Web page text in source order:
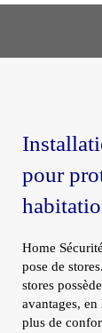
pour
Home
pose de
stores
avantages,
plus de